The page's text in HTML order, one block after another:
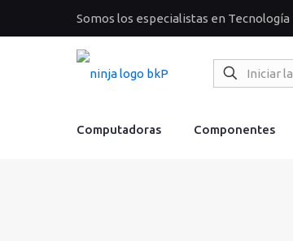
Somos los especialistas en Tecnología
Computadoras Componentes